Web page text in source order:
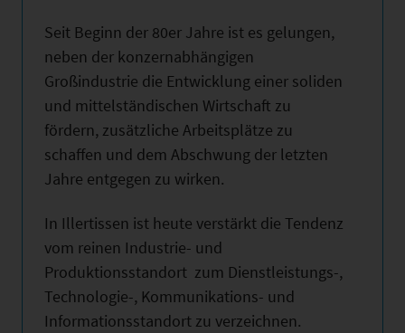
Seit Beginn der 80er Jahre ist es gelungen,
neben der konzernabhängigen
Großindustrie die Entwicklung einer soliden
und mittelständischen Wirtschaft zu
fördern, zusätzliche Arbeitsplätze zu
schaffen und dem Abschwung der letzten
Jahre entgegen zu wirken.
In Illertissen ist heute verstärkt die Tendenz
vom reinen Industrie- und
Produktionsstandort zum Dienstleistungs-,
Technologie-, Kommunikations- und
Informationsstandort zu verzeichnen.